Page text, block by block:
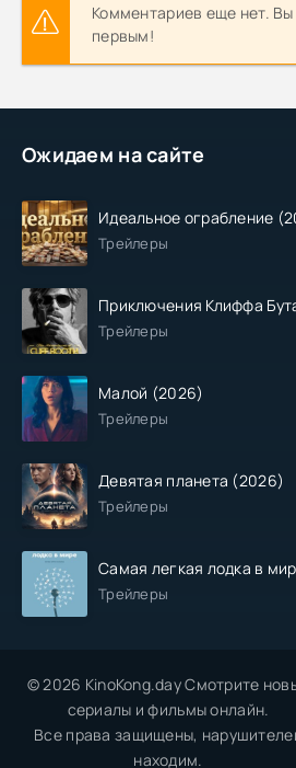
Ожидаем на сайте
Идеальное ограбление
Трейлеры
Приключения Клиффа
Трейлеры
Малой (2026)
Трейлеры
Девятая планета (2026)
Трейлеры
Самая легкая лодка в
Трейлеры
Комментариев еще нет.
первым!
© 2026 KinoKong.day Смотрите
сериалы и фильмы онлайн.
Все права защищены,
находим.